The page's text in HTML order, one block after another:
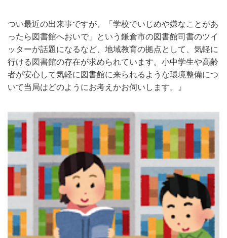
つい最近の出来事ですが、「学校でいじめや嫌なことがあ
ったら図書館へおいで」という鎌倉市の図書館司書のツイ
ッターが話題になるなど、地域教育の拠点として、気軽に
行ける図書館の存在が求められています。小中学生や高齢
者が安心して気軽に図書館に来られるような環境整備につ
いて当局はどのようにお考えかお伺いします。』